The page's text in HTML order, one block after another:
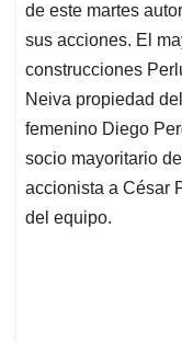
A
p
p
o
o
k
d
I
n
de este martes
sus acciones. El
construcciones
Neiva propiedad
femenino Diego
socio mayoritario
accionista a César
del equipo.